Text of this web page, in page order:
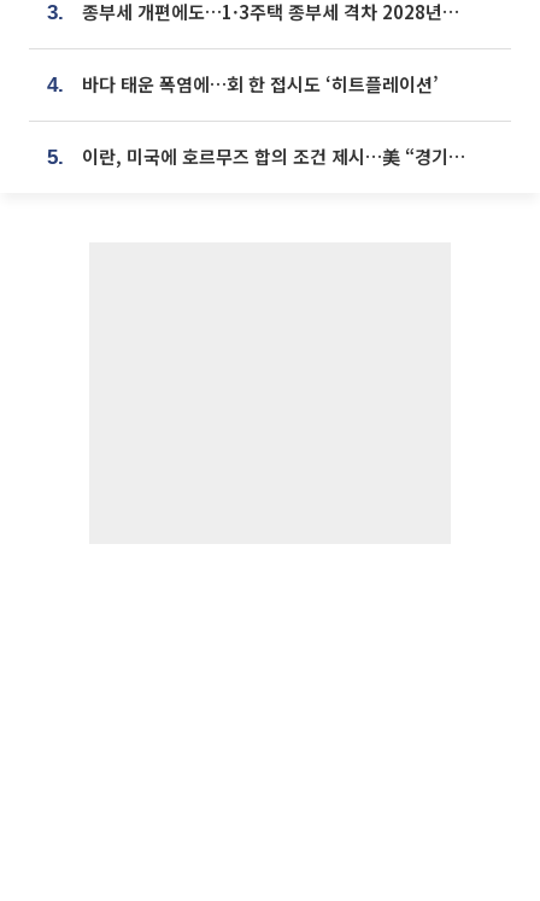
3. 종부세 개편에도…1·3주택 종부세 격차 2028년부터 확대
4. 바다 태운 폭염에…회 한 접시도 ‘히트플레이션’
5. 이란, 미국에 호르무즈 합의 조건 제시…美 “경기 아직 안 끝나” [종합]